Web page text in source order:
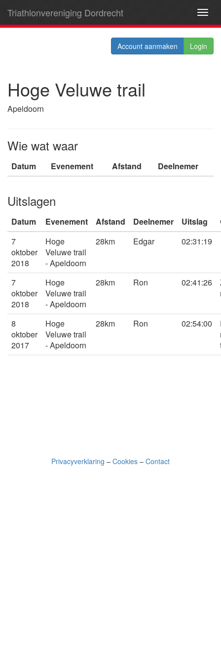
Triathlonvereniging Dordrecht
Account aanmaken Login
Hoge Veluwe trail
Apeldoorn
Wie wat waar
Datum Evenement Afstand Deelnemer
Uitslagen
Datum Evenement Afstand Deelnemer Uitslag
7
oktober
2018
Hoge
Veluwe trail
- Apeldoorn
28km Edgar 02:31:19
7
oktober
2018
Hoge
Veluwe trail
- Apeldoorn
28km Ron 02:41:26
8
oktober
2017
Hoge
Veluwe trail
- Apeldoorn
28km Ron 02:54:00
Privacyverklaring – Cookies – Contact